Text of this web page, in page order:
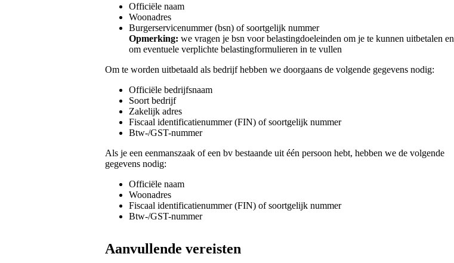
Officiële naam
Woonadres
Burgerservicenummer (bsn) of soortgelijk nummer
Opmerking: we vragen je bsn voor belastingdoeleinden om je te kunnen uitbetalen en
om eventuele verplichte belastingformulieren in te vullen
Om te worden uitbetaald als bedrijf hebben we doorgaans de volgende gegevens nodig:
Officiële bedrijfsnaam
Soort bedrijf
Zakelijk adres
Fiscaal identificatienummer (FIN) of soortgelijk nummer
Btw-/GST-nummer
Als je een eenmanszaak of een bv bestaande uit één persoon hebt, hebben we de volgende
gegevens nodig:
Officiële naam
Woonadres
Fiscaal identificatienummer (FIN) of soortgelijk nummer
Btw-/GST-nummer
Aanvullende vereisten